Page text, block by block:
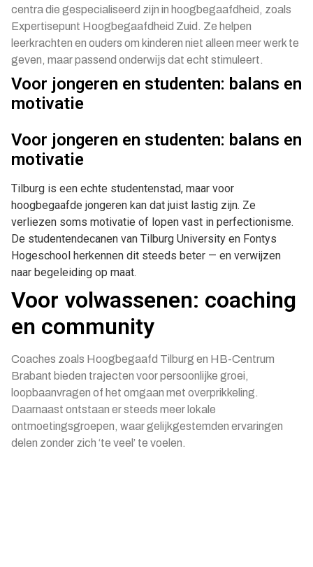
centra die gespecialiseerd zijn in hoogbegaafdheid, zoals
Expertisepunt Hoogbegaafdheid Zuid. Ze helpen
leerkrachten en ouders om kinderen niet alleen meer werk te
geven, maar passend onderwijs dat echt stimuleert.
Voor jongeren en studenten: balans en
motivatie
Voor jongeren en studenten: balans en
motivatie
Tilburg is een echte studentenstad, maar voor
hoogbegaafde jongeren kan dat juist lastig zijn. Ze
verliezen soms motivatie of lopen vast in perfectionisme.
De studentendecanen van Tilburg University en Fontys
Hogeschool herkennen dit steeds beter — en verwijzen
naar begeleiding op maat.
Voor volwassenen: coaching
en community
Coaches zoals Hoogbegaafd Tilburg en HB-Centrum
Brabant bieden trajecten voor persoonlijke groei,
loopbaanvragen of het omgaan met overprikkeling.
Daarnaast ontstaan er steeds meer lokale
ontmoetingsgroepen, waar gelijkgestemden ervaringen
delen zonder zich ‘te veel’ te voelen.